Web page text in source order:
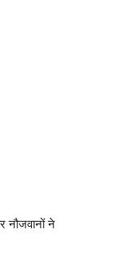
नौजवानों ने